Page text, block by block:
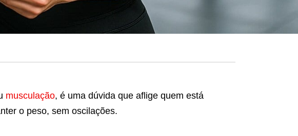
musculação, é uma dúvida que aflige quem está
o peso, sem oscilações.